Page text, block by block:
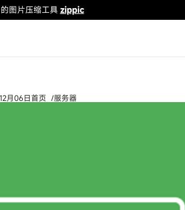
图片压缩工具 zippic
月06日首页 服务器